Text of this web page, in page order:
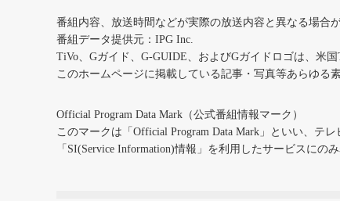
番組内容、放送時間などが実際の放送内容と異なる場合が
番組データ提供元：IPG Inc.
TiVo、Gガイド、G-GUIDE、およびGガイドロゴは、米
このホームページに掲載している記事・写真等あらゆる
Official Program Data Mark（公式番組情報マーク）
このマークは「Official Program Data Mark」といい、テ
「SI(Service Information)情報」を利用したサービスにの